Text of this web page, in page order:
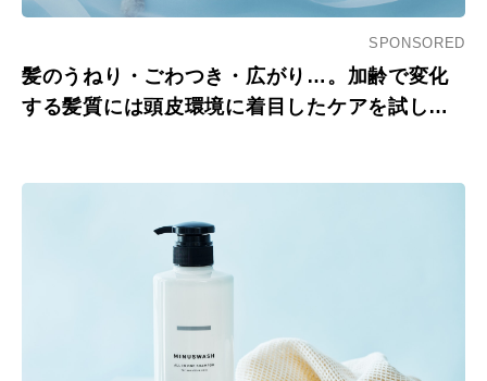
SPONSORED
髪のうねり・ごわつき・広がり…。加齢で変化
する髪質には頭皮環境に着目したケアを試し